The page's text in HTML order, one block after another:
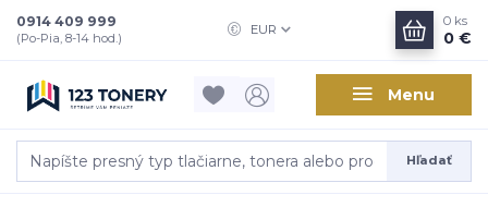
Menu
EUR
Hľadať
0914 409 999
(Po-Pia, 8-14 hod.)
0 ks
0 €